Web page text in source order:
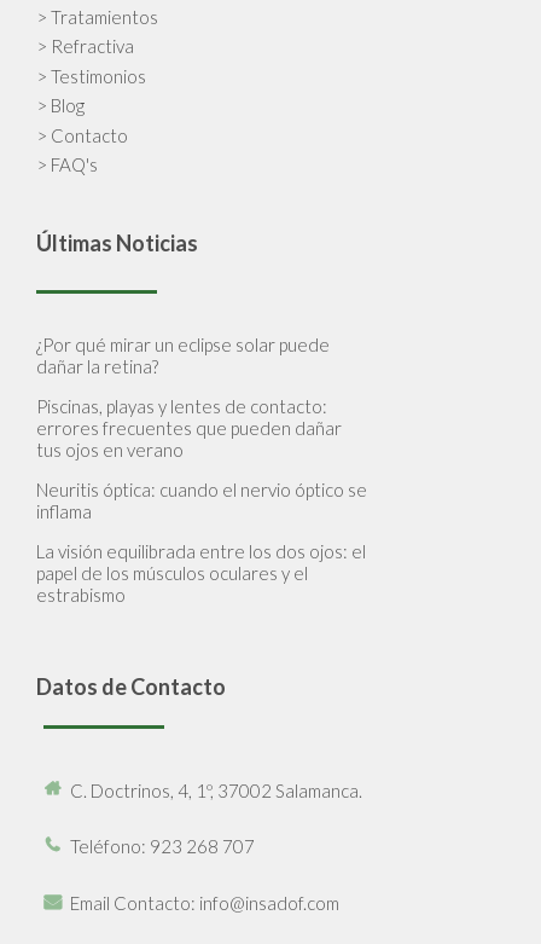
> Tratamientos
> Refractiva
> Testimonios
> Blog
> Contacto
> FAQ's
Últimas Noticias
¿Por qué mirar un eclipse solar puede
dañar la retina?
Piscinas, playas y lentes de contacto:
errores frecuentes que pueden dañar
tus ojos en verano
Neuritis óptica: cuando el nervio óptico se
inflama
La visión equilibrada entre los dos ojos: el
papel de los músculos oculares y el
estrabismo
Datos de Contacto
C. Doctrinos, 4, 1º, 37002 Salamanca.
Teléfono: 923 268 707
Email Contacto: info@insadof.com